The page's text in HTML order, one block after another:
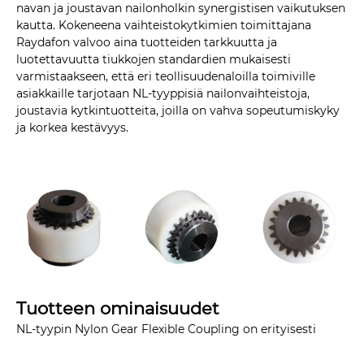
navan ja joustavan nailonholkin synergistisen vaikutuksen
kautta. Kokeneena vaihteistokytkimien toimittajana
Raydafon valvoo aina tuotteiden tarkkuutta ja
luotettavuutta tiukkojen standardien mukaisesti
varmistaakseen, että eri teollisuudenaloilla toimiville
asiakkaille tarjotaan NL-tyyppisiä nailonvaihteistoja,
joustavia kytkintuotteita, joilla on vahva sopeutumiskyky
ja korkea kestävyys.
Tuotteen ominaisuudet
NL-tyypin Nylon Gear Flexible Coupling on erityisesti